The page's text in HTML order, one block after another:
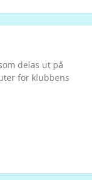
delas ut på
för klubbens